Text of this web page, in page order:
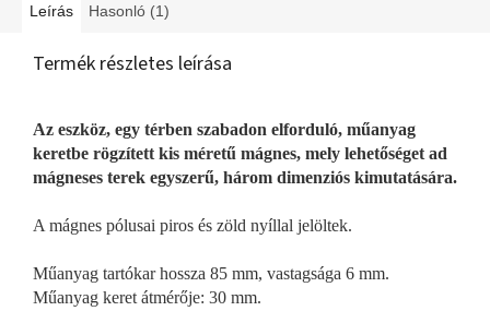
Leírás Hasonló (1)
Termék részletes leírása
Az eszköz, egy térben szabadon elforduló, műanyag
keretbe rögzített kis méretű mágnes, mely lehetőséget ad
mágneses terek egyszerű, három dimenziós kimutatására.
A mágnes pólusai piros és zöld nyíllal jelöltek.
Műanyag tartókar hossza 85 mm, vastagsága 6 mm.
Műanyag keret átmérője: 30 mm.